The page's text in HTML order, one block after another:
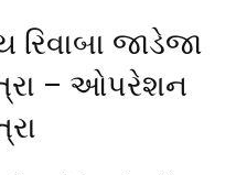
રિવાબા જાડેજા
– ઓપરેશન